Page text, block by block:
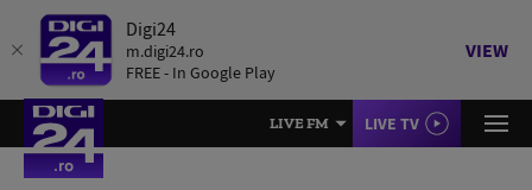
Digi24
m.digi24.ro
FREE - In Google Play
VIEW
LIVE FM LIVE TV